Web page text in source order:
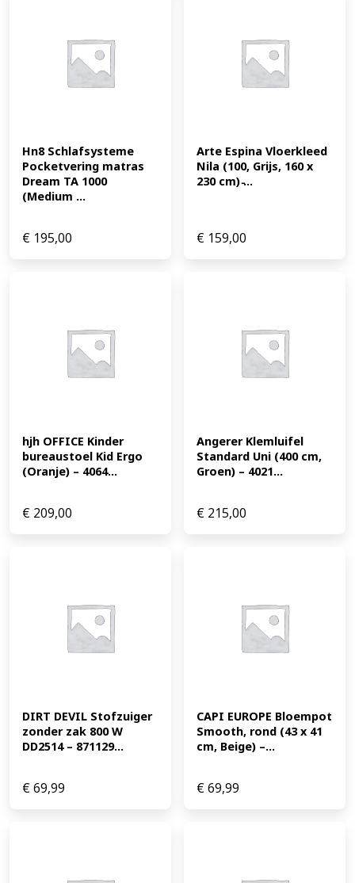
Hn8 Schlafsysteme
Pocketvering matras
Dream TA 1000
(Medium ...
€ 195,00
Arte Espina Vloerkleed
Nila (100, Grijs, 160 x
230 cm) ̵...
€ 159,00
hjh OFFICE Kinder
bureaustoel Kid Ergo
(Oranje) – 4064...
€ 209,00
Angerer Klemluifel
Standard Uni (400 cm,
Groen) – 4021...
€ 215,00
DIRT DEVIL Stofzuiger
zonder zak 800 W
DD2514 – 871129...
€69,99
CAPI EUROPE Bloempot
Smooth, rond (43 x 41
cm, Beige) –...
€69,99